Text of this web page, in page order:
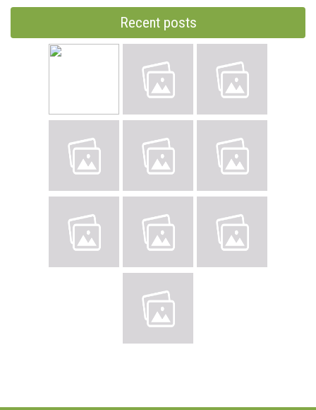
Recent posts